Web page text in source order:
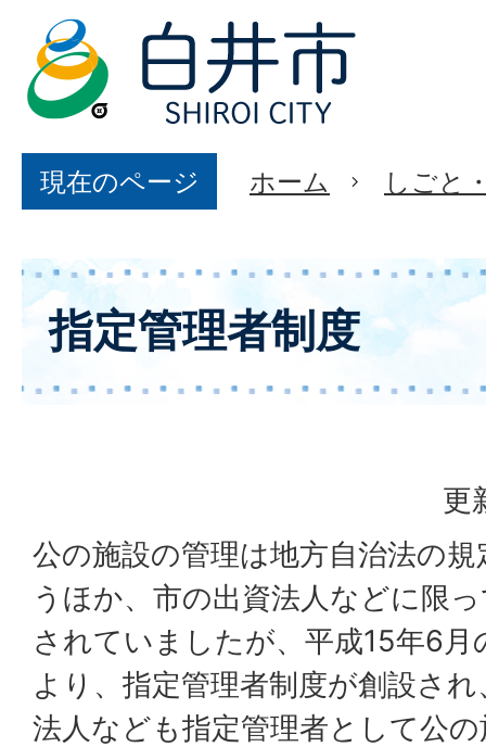
現在のページ ホーム しごと
指定管理者制度
更
公の施設の管理は地方自治法の
うほか、市の出資法人などに限
されていましたが、平成15年6月
より、指定管理者制度が創設さ
法人なども指定管理者として公